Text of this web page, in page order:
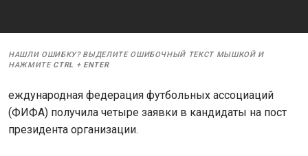
НАШЛИ ОШИБКУ? ВЫДЕЛИТЕ ОШИБОЧНЫЙ ТЕКСТ МЫШКОЙ И
НАЖМИТЕ CTRL + ENTER
еждународная федерация футбольных ассоциаций
(ФИФА) получила четыре заявки в кандидаты на пост
президента организации.